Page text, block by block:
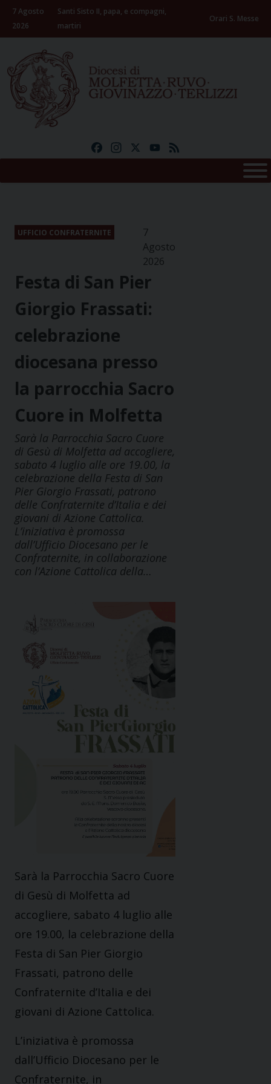
Skip
content
7 Agosto
2026
Santi Sisto II, papa, e compagni,
martiri
Orari S. Messe
FacebookInstagramYouTube
UFFICIO CONFRATERNITE
7
Agosto
2026
Festa di San Pier
Giorgio Frassati:
celebrazione
diocesana presso
la parrocchia Sacro
Cuore in Molfetta
Sarà la Parrocchia Sacro Cuore
di Gesù di Molfetta ad accogliere,
sabato 4 luglio alle ore 19.00, la
celebrazione della Festa di San
Pier Giorgio Frassati, patrono
delle Confraternite d’Italia e dei
giovani di Azione Cattolica.
L’iniziativa è promossa
dall’Ufficio Diocesano per le
Confraternite, in collaborazione
con l’Azione Cattolica della…
Sarà la Parrocchia Sacro Cuore
di Gesù di Molfetta ad
accogliere, sabato 4 luglio alle
ore 19.00, la celebrazione della
Festa di San Pier Giorgio
Frassati, patrono delle
Confraternite d’Italia e dei
giovani di Azione Cattolica.
L’iniziativa è promossa
dall’Ufficio Diocesano per le
Confraternite, in